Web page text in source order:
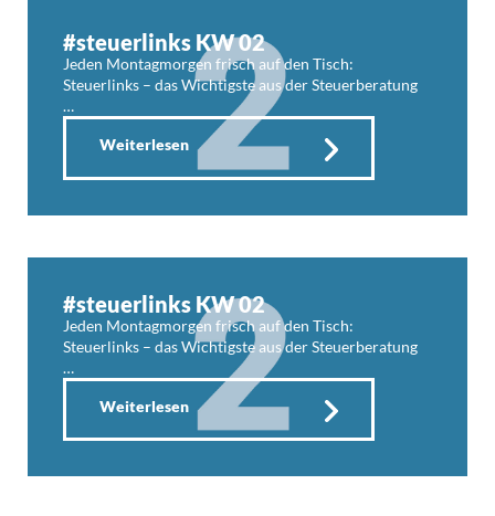
#steuerlinks KW 02
Jeden Montagmorgen frisch auf den Tisch:
Steuerlinks – das Wichtigste aus der Steuerberatung
…
Weiterlesen
#steuerlinks KW 02
Jeden Montagmorgen frisch auf den Tisch:
Steuerlinks – das Wichtigste aus der Steuerberatung
…
Weiterlesen